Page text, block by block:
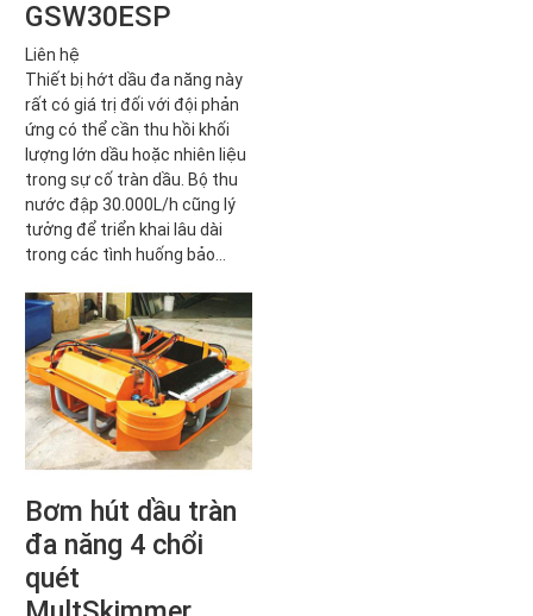
GSW30ESP
Liên hệ
Thiết bị hớt dầu đa năng này
rất có giá trị đối với đội phản
ứng có thể cần thu hồi khối
lượng lớn dầu hoặc nhiên liệu
trong sự cố tràn dầu. Bộ thu
nước đập 30.000L/h cũng lý
tưởng để triển khai lâu dài
trong các tình huống bảo...
Bơm hút dầu tràn
đa năng 4 chổi
quét